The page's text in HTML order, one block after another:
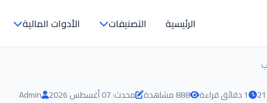
الرئيسية التصنيفات الأدوات المالية
1 دقائق قراءة 888 مشاهدة محدث: 07 أغسطس 2026 Admin